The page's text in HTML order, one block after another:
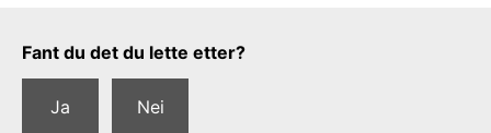
Tilbakemeldingsskjema
Fant du det du lette etter?
Ja Nei